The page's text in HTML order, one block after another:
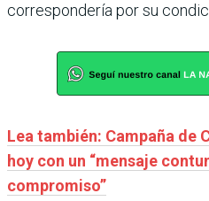
correspondería por su
Lea también: Campaña de
hoy con un “mensaje
compromiso”